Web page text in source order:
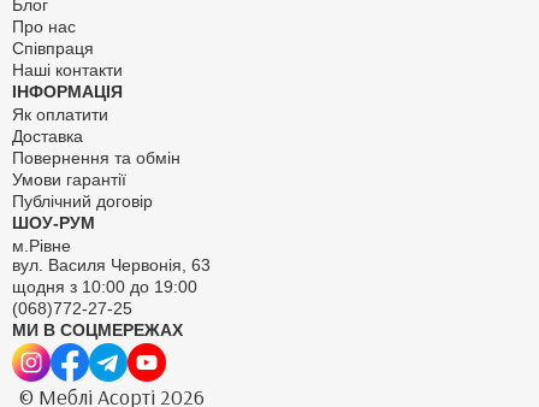
Блог
Про нас
Співпраця
Наші контакти
ІНФОРМАЦІЯ
Як оплатити
Доставка
Повернення та обмін
Умови гарантії
Публічний договір
ШОУ-РУМ
м.Рівне
вул. Василя Червонія, 63
щодня з 10:00 до 19:00
(068)772-27-25
МИ В СОЦМЕРЕЖАХ
© Меблі Асорті 2026